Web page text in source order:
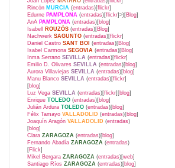
Rincón MURCIA (entradas)[flickr]
Edurne PAMPLONA (entradas)[flickr]>)[Blog]
AnA PAMPLONA (entradas)[blog]
Isabell
ROUZÓS (entradas)[Blog]
Nachwerk SAGUNTO (entradas)[flickr]
Daniel Castro SANT BOI (entradas)[Blog]
Isabel Carmona SEGOVIA (entradas)[Blog]
Inma Serrano SEVILLA (entradas)[flickr]
Emilio D. Olivares SEVILLA (entradas)[blog]
Aurora Villaviejas SEVILLA (entradas)[blog]
Manu Blanco SEVILLA (entradas)[flickr]
[blog]
Luz Vega SEVILLA (entradas)[flickr][blog]
Enrique TOLEDO (entradas)[blog]
Julián Ardura TOLEDO (entradas)[blog]
Félix Tamayo VALLADOLID (entradas)[blog]
Joaquín Aragón VALLADOLID (entradas)
[blog]
Clara ZARAGOZA (entradas)[blog]
Fernando Abadía ZARAGOZA (entradas)
[Flick]
Mikel Bergara ZARAGOZA (entradas)[web]
Santiago Ríos ZARAGOZA (entradas)[blog]